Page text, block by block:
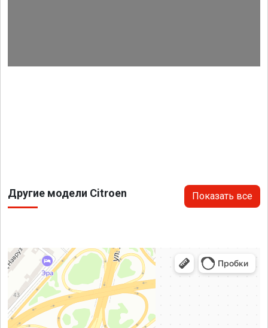
Другие модели Citroen Показать все